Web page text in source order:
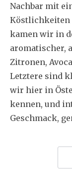
Nachbar mit
Köstlichkeiten
kamen wir in
aromatischer,
Zitronen,
Letztere sind
wir hier in
kennen, und
Geschmack,